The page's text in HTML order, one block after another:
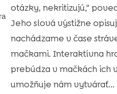
otázky, nekritizujú,“
Jeho slová výstižne
nachádzame v čase
mačkami. Interaktívna
prebúdza v mačkách ich
umožňuje nám vytvárať...